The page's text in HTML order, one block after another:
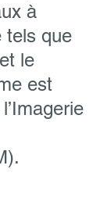
à
tels que
le
est